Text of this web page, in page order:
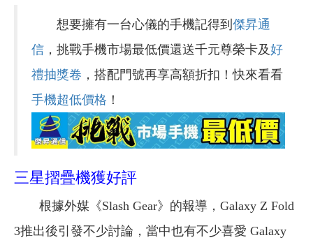
想要擁有一台心儀的手機記得到 傑昇通
信 ，挑戰手機市場最低價還送千元尊榮卡及好
禮抽獎卷 ，搭配門號再享高額折扣！快來看看
手機超低價格 ！
三星摺疊機獲好評
根據外媒《Slash Gear》的報導，Galaxy Z Fold
3推出後引發不少討論，當中也有不少喜愛 Galaxy